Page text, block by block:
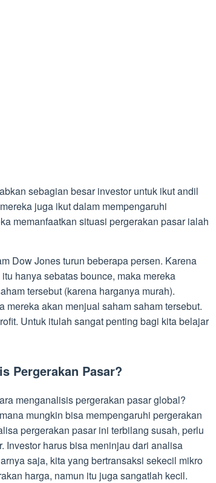
sebagian besar investor untuk ikut andil
juga ikut dalam mempengaruhi
memanfaatkan situasi pergerakan pasar ialah
Dow Jones turun beberapa persen. Karena
hanya sebatas bounce, maka mereka
tersebut (karena harganya murah).
mereka akan menjual saham saham tersebut.
Untuk itulah sangat penting bagi kita belajar
Pergerakan Pasar?
menganalisis pergerakan pasar global?
mungkin bisa mempengaruhi pergerakan
pergerakan pasar ini terbilang susah, perlu
Investor harus bisa meninjau dari analisa
saja, kita yang bertransaksi sekecil mikro
harga, namun itu juga sangatlah kecil.